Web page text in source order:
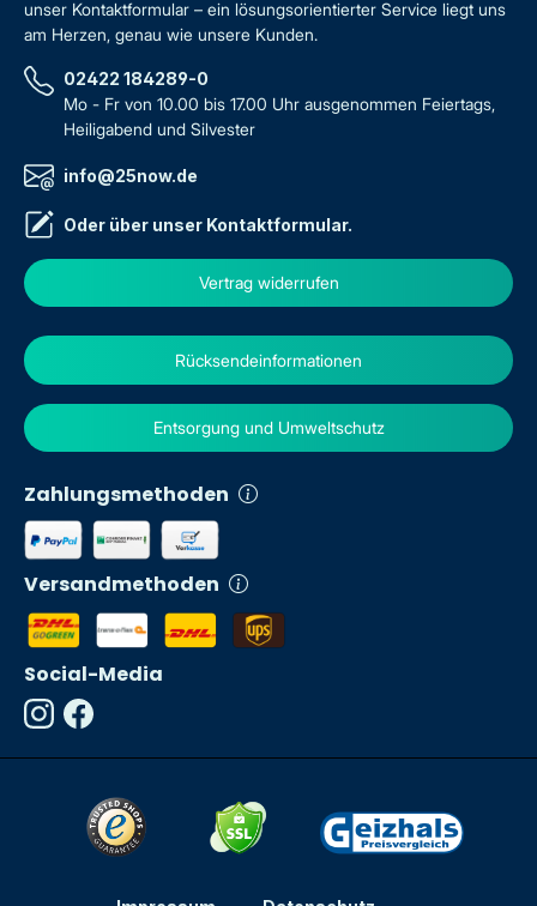
unser Kontaktformular – ein lösungsorientierter Service liegt uns
am Herzen, genau wie unsere Kunden.
02422 184289-0
Mo - Fr von 10.00 bis 17.00 Uhr ausgenommen Feiertags,
Heiligabend und Silvester
info@25now.de
Oder über unser Kontaktformular.
Vertrag widerrufen
Zahlungsmethoden
Versandmethoden
Rücksendeinformationen
Entsorgung und Umweltschutz
Social-Media